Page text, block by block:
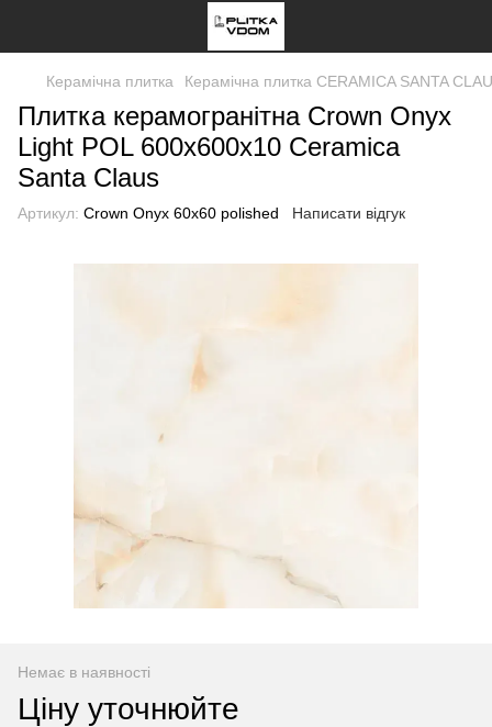
Керамічна плитка Керамічна плитка CERAMICA SANTA
Плитка керамогранітна Crown Onyx
Light POL 600x600x10 Ceramiсa
Santa Claus
Артикул: Crown Onyx 60x60 polished Написати відгук
Немає в наявності
Ціну уточнюйте